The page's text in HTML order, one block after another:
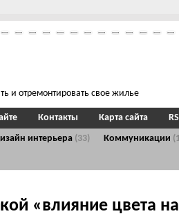
и отремонтировать свое жилье
интерьера (33) Коммуникации
Контакты Карта сайта
«влияние цвета